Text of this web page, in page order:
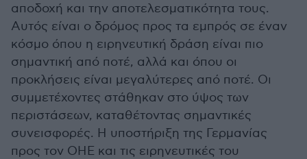
αποδοχή και την αποτελεσματικότητα τους.
Αυτός είναι ο δρόμος προς τα εμπρός σε έναν
κόσμο όπου η ειρηνευτική δράση είναι πιο
σημαντική από ποτέ, αλλά και όπου οι
προκλήσεις είναι μεγαλύτερες από ποτέ. Οι
συμμετέχοντες στάθηκαν στο ύψος των
περιστάσεων, καταθέτοντας σημαντικές
συνεισφορές. Η υποστήριξη της Γερμανίας
προς τον ΟΗΕ και τις ειρηνευτικές του